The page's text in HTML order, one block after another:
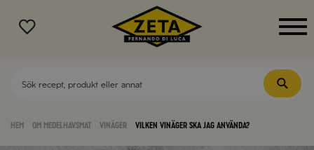
MENY
Hem Om medelhavsmat Vinäger Vilken vinäger ska jag använda?